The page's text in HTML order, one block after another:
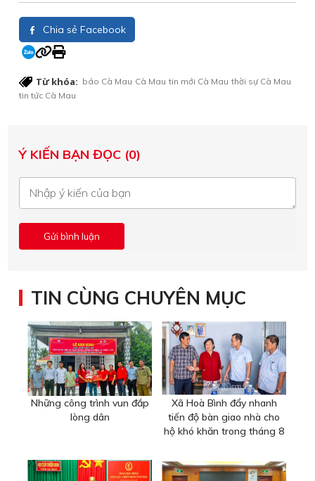
Chia sẻ Facebook
Từ khóa: báo Cà Mau Cà Mau tin mới Cà Mau thời sự Cà Mau
tin tức Cà Mau
Ý KIẾN BẠN ĐỌC (0)
TIN CÙNG CHUYÊN MỤC
Những công trình vun đắp
lòng dân
Xã Hoà Bình đẩy nhanh
tiến độ bàn giao nhà cho
hộ khó khăn trong tháng 8